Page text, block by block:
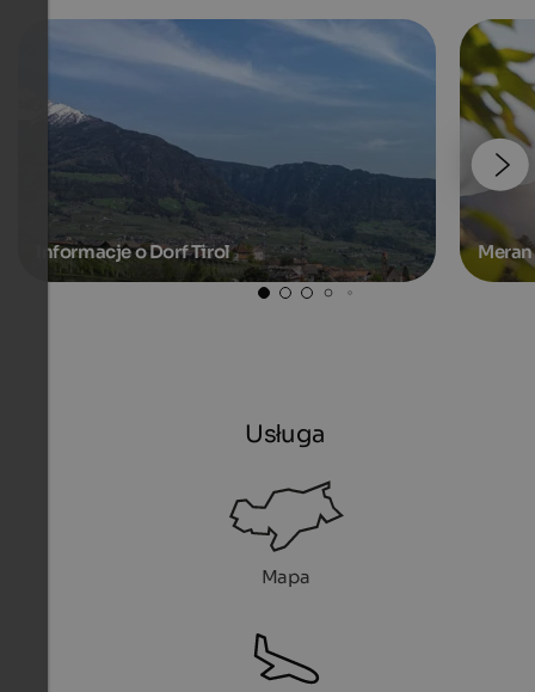
Informacje o Dorf Tirol
Usługa
Mapa